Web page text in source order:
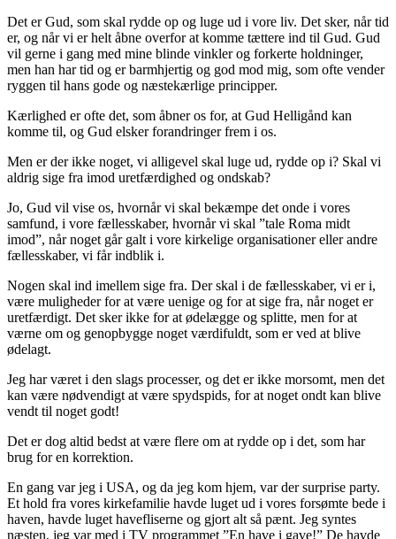
Det er Gud, som skal rydde op og luge ud i vore liv. Det sker, når tid
er, og når vi er helt åbne overfor at komme tættere ind til Gud. Gud
vil gerne i gang med mine blinde vinkler og forkerte holdninger,
men han har tid og er barmhjertig og god mod mig, som ofte vender
ryggen til hans gode og næstekærlige principper.
Kærlighed er ofte det, som åbner os for, at Gud Helligånd kan
komme til, og Gud elsker forandringer frem i os.
Men er der ikke noget, vi alligevel skal luge ud, rydde op i? Skal vi
aldrig sige fra imod uretfærdighed og ondskab?
Jo, Gud vil vise os, hvornår vi skal bekæmpe det onde i vores
samfund, i vore fællesskaber, hvornår vi skal ”tale Roma midt
imod”, når noget går galt i vore kirkelige organisationer eller andre
fællesskaber, vi får indblik i.
Nogen skal ind imellem sige fra. Der skal i de fællesskaber, vi er i,
være muligheder for at være uenige og for at sige fra, når noget er
uretfærdigt. Det sker ikke for at ødelægge og splitte, men for at
værne om og genopbygge noget værdifuldt, som er ved at blive
ødelagt.
Jeg har været i den slags processer, og det er ikke morsomt, men det
kan være nødvendigt at være spydspids, for at noget ondt kan blive
vendt til noget godt!
Det er dog altid bedst at være flere om at rydde op i det, som har
brug for en korrektion.
En gang var jeg i USA, og da jeg kom hjem, var der surprise party.
Et hold fra vores kirkefamilie havde luget ud i vores forsømte bede i
haven, havde luget havefliserne og gjort alt så pænt. Jeg syntes
næsten, jeg var med i TV programmet ”En have i gave!” De havde